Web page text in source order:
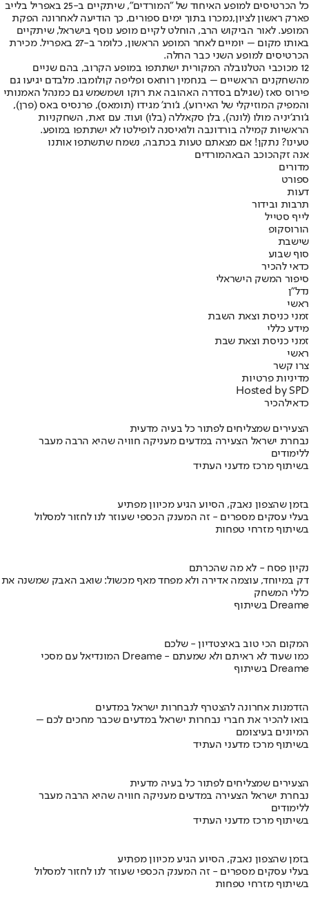
כל הכרטיסים למופע האיחוד של "המורדים", שיתקיים ב-25 באפריל בלייב
פארק ראשון לציון,נמכרו בתוך ימים ספורים, כך הודיעה לאחרונה הפקת
המופע. לאור הביקוש הרב, הוחלט לקיים מופע נוסף בישראל, שיתקיים
באותו מקום – יומיים לאחר המופע הראשון, כלומר ב-27 באפריל. מכירת
הכרטיסים למופע השני כבר החלה.
12 מכוכבי הטלנובלה המקורית ישתתפו במופע הקרוב, בהם שניים
מהשחקנים הראשיים – בנחמין רוחאס ופליפה קולומבו. מלבדם יגיעו גם
פירוס סאז (שגילם בסדרה האהובה את רוקו ושמשמש גם כמנהל האמנותי
והמפיק המוזיקלי של האירוע), ג'ורג' מגידו (תומאס), פרנסיס באס (פרן),
ג'ורג'יניה מולו (לונה), בלן סקאללה (בלו) ועוד. עם זאת, השחקניות
הראשיות קמילה בורדונבה ולואיסנה לופילטו לא ישתתפו במופע.
טעינו? נתקן! אם מצאתם טעות בכתבה, נשמח שתשתפו אותנו
אנה זקהכוכב הבאהמורדים
מדורים
ספורט
דעות
תרבות ובידור
לייף סטייל
הורוסקופ
שישבת
סוף שבוע
כדאי להכיר
סיפור המשק הישראלי
נדל"ן
ראשי
זמני כניסת וצאת השבת
מידע כללי
זמני כניסת וצאת שבת
ראשי
צרו קשר
מדיניות פרטיות
Hosted by SPD
כדאילהכיר
הצעירים שמצליחים לפתור כל בעיה מדעית
נבחרת ישראל הצעירה במדעים מעניקה חוויה שהיא הרבה מעבר
ללימודים
בשיתוף מרכז מדעני העתיד
בזמן שהצפון נאבק, הסיוע הגיע מכיוון מפתיע
בעלי עסקים מספרים - זה המענק הכספי שעוזר לנו לחזור למסלול
בשיתוף מזרחי טפחות
נקיון פסח - לא מה שהכרתם
דק במיוחד, עוצמה אדירה ולא מפחד מאף מכשול: שואב האבק שמשנה את
כללי המשחק
בשיתוף Dreame
המקום הכי טוב באיצטדיון - שלכם
המונדיאל עם מסכי Dreame - כמו שעוד לא ראיתם ולא שמעתם
בשיתוף Dreame
הזדמנות אחרונה להצטרף לנבחרות ישראל במדעים
בואו להכיר את חברי נבחרות ישראל במדעים שכבר מחכים לכם –
המיונים בעיצומם
בשיתוף מרכז מדעני העתיד
הצעירים שמצליחים לפתור כל בעיה מדעית
נבחרת ישראל הצעירה במדעים מעניקה חוויה שהיא הרבה מעבר
ללימודים
בשיתוף מרכז מדעני העתיד
בזמן שהצפון נאבק, הסיוע הגיע מכיוון מפתיע
בעלי עסקים מספרים - זה המענק הכספי שעוזר לנו לחזור למסלול
בשיתוף מזרחי טפחות